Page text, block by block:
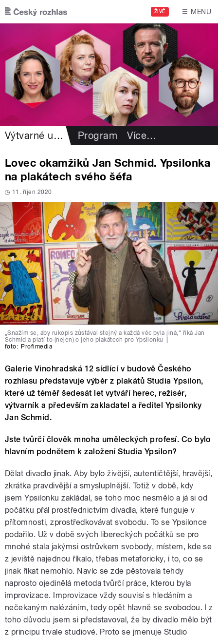
Přejít k hlavnímu obsahu
ŽIVĚ MENU
Výtvarné umění Program Více…
Lovec okamžiků Jan Schmid. Ypsilonka
na plakátech svého šéfa
11. říjen 2020
„Snažím se, aby rukopis zůstával stejný a každá věc byla jiná,“ říká Jan
Schmid a platí to (nejen) o jeho plakátech pro Ypsilonku
foto: Profimedia
Galerie Vinohradská 12 sídlící v budově Českého
rozhlasu představuje výběr z plakátů Studia Ypsilon,
které už téměř šedesát let vytváří herec, režisér,
výtvarník a především zakladatel a ředitel Ypsilonky
Jan Schmid.
Jste tvůrčí člověk mnoha uměleckých profesí. Co bylo
hlavním podnětem k založení Studia Ypsilon?
Dělat divadlo jinak. Aby bylo živější, autentičtější, hravější,
zkrátka pravdivější a smysluplnější. Totiž v době, kdy
jsem Ypsilonku zakládal, se toho moc nesmělo a já si od
počátku přál prostřednictvím divadla, které funguje v
přítomnosti, zprostředkovávat svobodu. To se Ypsilonce
podařilo. Už v době svých libereckých počátků se pro
mnohé stala jakýmsi ostrůvkem svobody, místem, kde se
z jeviště najednou říkalo, třebas metaforicky, i to, co se
jinak říkat nemohlo. Navíc se zde pěstovala tehdy
naprosto ojedinělá metoda tvůrčí práce, kterou byla
improvizace. Improvizace vždy souvisí s hledáním a
nečekaným nalézáním, tedy opět hlavně se svobodou. I z
toho důvodu jsem si představoval, že by divadlo mělo být
z principu trvale studiové. Proto se jmenuje Studio